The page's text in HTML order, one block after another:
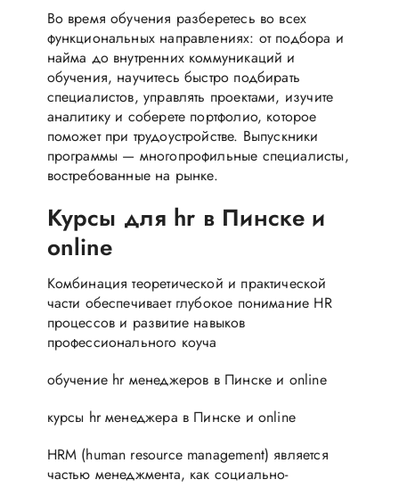
Во время обучения разберетесь во всех
функциональных направлениях: от подбора и
найма до внутренних коммуникаций и
обучения, научитесь быстро подбирать
специалистов, управлять проектами, изучите
аналитику и соберете портфолио, которое
поможет при трудоустройстве. Выпускники
программы — многопрофильные специалисты,
востребованные на рынке.
Курсы для hr в Пинске и
online
Комбинация теоретической и практической
части обеспечивает глубокое понимание HR
процессов и развитие навыков
профессионального коуча
обучение hr менеджеров в Пинске и online
курсы hr менеджера в Пинске и online
HRM (human resource management) является
частью менеджмента, как социально-